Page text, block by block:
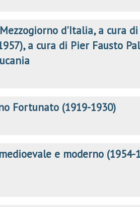
d'Italia, a cura
a cura di Pier Fausto
Fortunato (1919-1930)
e moderno (1954-